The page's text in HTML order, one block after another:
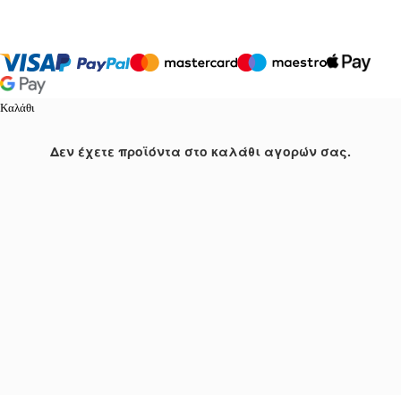
Καλάθι
Δεν έχετε προϊόντα στο καλάθι αγορών σας.